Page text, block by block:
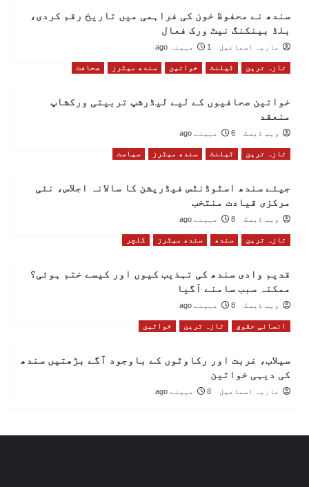
سندھ نے محفوظ خون کی فراہمی میں تاریخ رقم کردی،
بلڈ بینکنگ نیٹ ورک فعال
ماریہ اسماعیل 1 مہینہ ago
تازہ ترین ٹیلنٹ خواتین سندھ میٹرز صحافت
خواتین صحافیوں کے لیے لیڈرشپ تربیتی ورکشاپ
منعقد
ویب ڈیسک 6 مہینے ago
تازہ ترین ٹیلنٹ سندھ میٹرز سیاست
جیئے سندھ اسٹوڈنٹس فیڈریشن کا سالانہ اجلاس، نئی
مرکزی قیادت منتخب
ویب ڈیسک 8 مہینے ago
تازہ ترین سندھ سندھ میٹرز کلچر
قدیم وادی سندھ کی تہذیب کیوں اور کیسے ختم ہوئی؟
ممکنہ سبب سامنے آگیا
ویب ڈیسک 8 مہینے ago
انسانی حقوق تازہ ترین خواتین
سیلاب، غربت اور رکاوٹوں کے باوجود آگے بڑھتیں سندھ
کی دیہی خواتین
ماریہ اسماعیل 8 مہینے ago